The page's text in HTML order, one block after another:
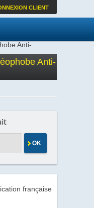
CLIENT
Anti-
OK